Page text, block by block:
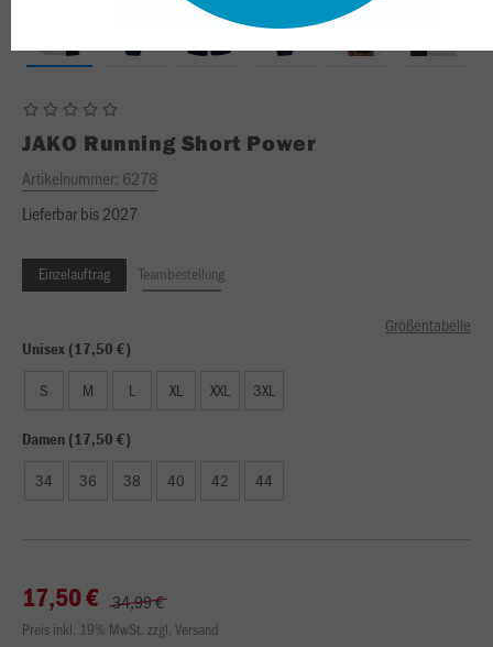
JAKO Running Short Power
Artikelnummer: 6278
Lieferbar bis 2027
Einzelauftrag Teambestellung
Größentabelle
Unisex (17,50 €)
S M L XL XXL 3XL
Damen (17,50 €)
34 36 38 40 42 44
17,50 € 34,99 €
Preis inkl. 19% MwSt. zzgl. Versand